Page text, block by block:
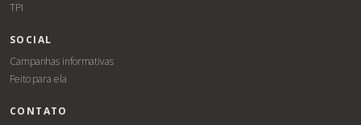
TPI
SOCIAL
Campanhas informativas
Feito para ela
CONTATO